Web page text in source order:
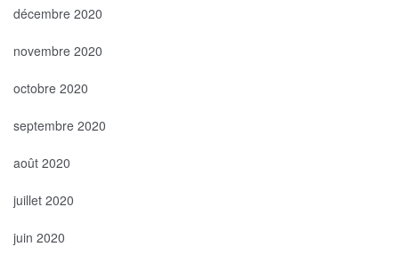
décembre 2020
novembre 2020
octobre 2020
septembre 2020
août 2020
juillet 2020
juin 2020